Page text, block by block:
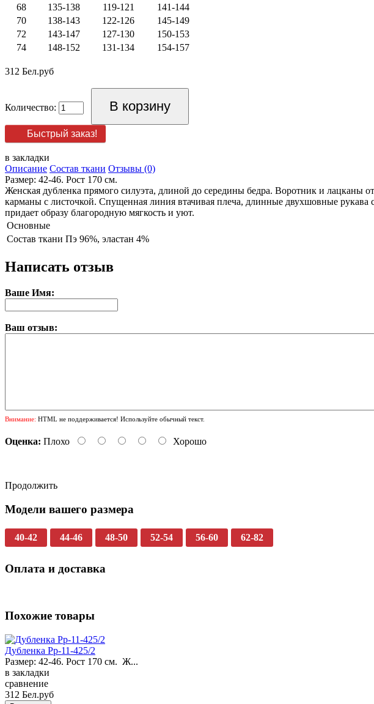
68
135-138 119-121
141-144
70
138-143 122-126
145-149
72
143-147 127-130
150-153
74
148-152 131-134 154-157
312 Бел.руб
Количество:
Быстрый заказ!
в закладки
Описание Состав ткани Отзывы (0)
Размер: 42-46. Рост 170 см.
Женская дубленка прямого силуэта, длиной до середины бедра. Воротник и
карманы с листочкой. Спущенная линия втачивая плеча, длинные двухшовные
придает образу благородную мягкость и уют.
Основные
Состав ткани Пэ 96%, эластан 4%
Написать отзыв
Ваше Имя:
Ваш отзыв:
Внимание: HTML не поддерживается! Используйте обычный текст.
Оценка: Плохо Хорошо
Продолжить
Модели вашего размера
40-42 44-46 48-50 52-54 56-60 62-82
Оплата и доставка
Похожие товары
Дубленка Pp-11-425/2
Размер: 42-46. Рост 170 см. Ж...
в закладки
сравнение
312 Бел.руб